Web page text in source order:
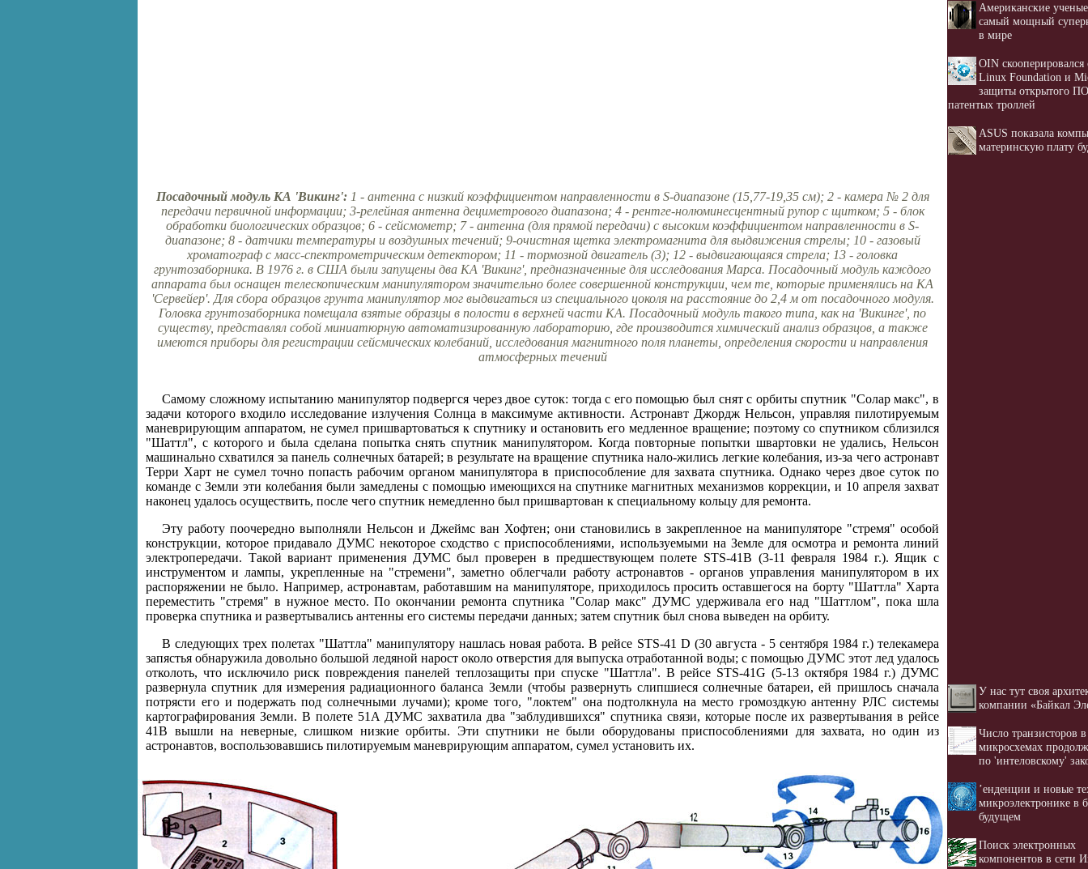
Посадочный модуль КА 'Викинг':1 - антенна с низкий коэффициентом направленности в S-диапазоне (15,77-19,35 см); 2 - камера № 2 для
передачи первичной информации; 3-релейная антенна дециметрового диапазона; 4 - рентге-нолюминесцентный рупор с щитком; 5 - блок
обработки биологических образцов; 6 - сейсмометр; 7 - антенна (для прямой передачи) с высоким коэффициентом направленности в S-
диапазоне; 8 - датчики температуры и воздушных течений; 9-очистная щетка электромагнита для выдвижения стрелы; 10 - газовый
хроматограф с масс-спектрометрическим детектором; 11 - тормозной двигатель (3); 12 - выдвигающаяся стрела; 13 - головка
грунтозаборника. В 1976 г. в США были запущены два КА 'Викинг', предназначенные для исследования Марса. Посадочный модуль каждого
аппарата был оснащен телескопическим манипулятором значительно более совершенной конструкции, чем те, которые применялись на КА
'Сервейер'. Для сбора образцов грунта манипулятор мог выдвигаться из специального цоколя на расстояние до 2,4 м от посадочного модуля.
Головка грунтозаборника помещала взятые образцы в полости в верхней части КА. Посадочный модуль такого типа, как на 'Викинге', по
существу, представлял собой миниатюрную автоматизированную лабораторию, где производится химический анализ образцов, а также
имеются приборы для регистрации сейсмических колебаний, исследования магнитного поля планеты, определения скорости и направления
атмосферных течений
Самому сложному испытанию манипулятор подвергся через двое суток: тогда с его помощью был снят с орбиты спутник "Солар макс", в
задачи которого входило исследование излучения Солнца в максимуме активности. Астронавт Джордж Нельсон, управляя пилотируемым
маневрирующим аппаратом, не сумел пришвартоваться к спутнику и остановить его медленное вращение; поэтому со спутником сблизился
"Шаттл", с которого и была сделана попытка снять спутник манипулятором. Когда повторные попытки швартовки не удались, Нельсон
машинально схватился за панель солнечных батарей; в результате на вращение спутника нало-жились легкие колебания, из-за чего астронавт
Терри Харт не сумел точно попасть рабочим органом манипулятора в приспособление для захвата спутника. Однако через двое суток по
команде с Земли эти колебания были замедлены с помощью имеющихся на спутнике магнитных механизмов коррекции, и 10 апреля захват
наконец удалось осуществить, после чего спутник немедленно был пришвартован к специальному кольцу для ремонта.
Эту работу поочередно выполняли Нельсон и Джеймс ван Хофтен; они становились в закрепленное на манипуляторе "стремя" особой
конструкции, которое придавало ДУМС некоторое сходство с приспособлениями, используемыми на Земле для осмотра и ремонта линий
электропередачи. Такой вариант применения ДУМС был проверен в предшествующем полете STS-41В (3-11 февраля 1984 г.). Ящик с
инструментом и лампы, укрепленные на "стремени", заметно облегчали работу астронавтов - органов управления манипулятором в их
распоряжении не было. Например, астронавтам, работавшим на манипуляторе, приходилось просить оставшегося на борту "Шаттла" Харта
переместить "стремя" в нужное место. По окончании ремонта спутника "Солар макс" ДУМС удерживала его над "Шаттлом", пока шла
проверка спутника и развертывались антенны его системы передачи данных; затем спутник был снова выведен на орбиту.
В следующих трех полетах "Шаттла" манипулятору нашлась новая работа. В рейсе STS-41 D (30 августа - 5 сентября 1984 г.) телекамера
запястья обнаружила довольно большой ледяной нарост около отверстия для выпуска отработанной воды; с помощью ДУМС этот лед удалось
отколоть, что исключило риск повреждения панелей теплозащиты при спуске "Шаттла". В рейсе STS-41G (5-13 октября 1984 г.) ДУМС
развернула спутник для измерения радиационного баланса Земли (чтобы развернуть слипшиеся солнечные батареи, ей пришлось сначала
потрясти его и подержать под солнечными лучами); кроме того, "локтем" она подтолкнула на место громоздкую антенну РЛС системы
картографирования Земли. В полете 51А ДУМС захватила два "заблудившихся" спутника связи, которые после их развертывания в рейсе
41В вышли на неверные, слишком низкие орбиты. Эти спутники не были оборудованы приспособлениями для захвата, но один из
астронавтов, воспользовавшись пилотируемым маневрирующим аппаратом, сумел установить их.
Американские
самый мощный
в мире
OIN
Linux Foundation и
защиты открытого
патентых троллей
ASUS показала
материнскую плату
У нас тут своя
компании «Байкал
Число транзисторов в
микросхемах
по 'интеловскому'
’енденции и новые
микроэлектронике в
будущем
Поиск электронных
компонентов в сети